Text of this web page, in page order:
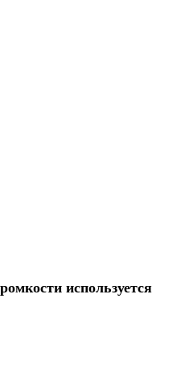
используется